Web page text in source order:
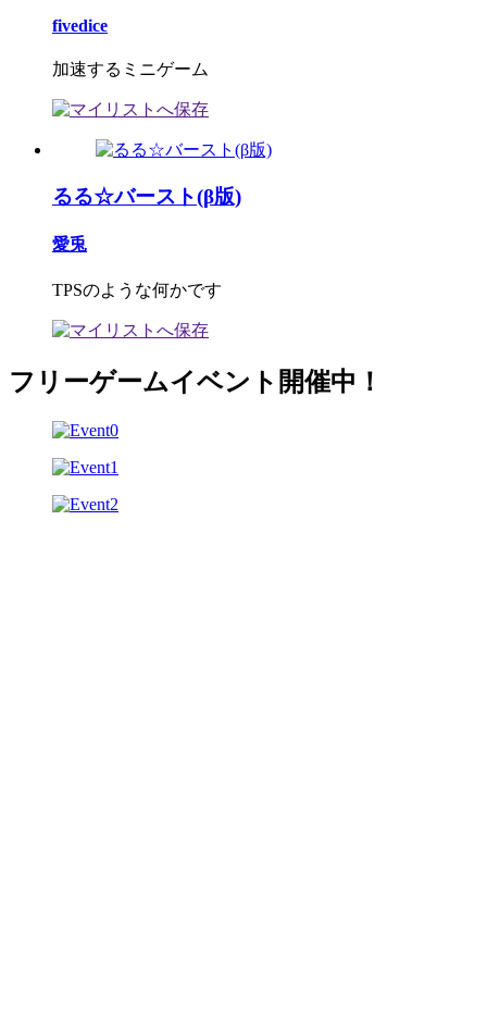
fivedice
加速するミニゲーム
るる☆バースト(β版)
愛兎
TPSのような何かです
フリーゲームイベント開催中！